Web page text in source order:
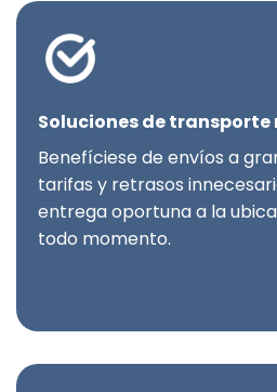
Soluciones de
Benefíciese de envíos a
tarifas y retrasos
entrega oportuna a la
todo momento.